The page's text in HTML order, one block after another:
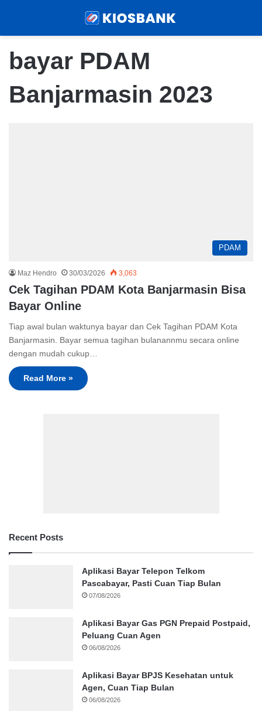
bayar PDAM
Banjarmasin 2023
PDAM
Maz Hendro 30/03/2026 3,063
Cek Tagihan PDAM Kota Banjarmasin Bisa
Bayar Online
Tiap awal bulan waktunya bayar dan Cek Tagihan PDAM Kota
Banjarmasin. Bayar semua tagihan bulanannmu secara online
dengan mudah cukup…
Read More »
Recent Posts
Aplikasi Bayar Telepon Telkom
Pascabayar, Pasti Cuan Tiap Bulan
07/08/2026
Aplikasi Bayar Gas PGN Prepaid Postpaid,
Peluang Cuan Agen
06/08/2026
Aplikasi Bayar BPJS Kesehatan untuk
Agen, Cuan Tiap Bulan
06/08/2026